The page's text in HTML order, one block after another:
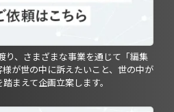
り、さまざまな事業を通じて「編集
が世の中に訴えたいこと、世の中が
まえて企画立案します。